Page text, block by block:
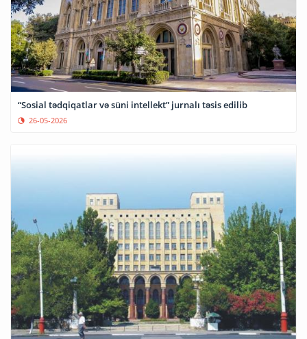
“Sosial tədqiqatlar və süni intellekt” jurnalı təsis edilib
26-05-2026